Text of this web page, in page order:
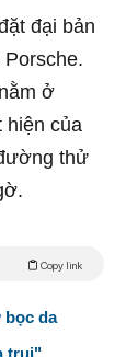
đại bản
ở
hiện của
thử
Copy link
bọc da